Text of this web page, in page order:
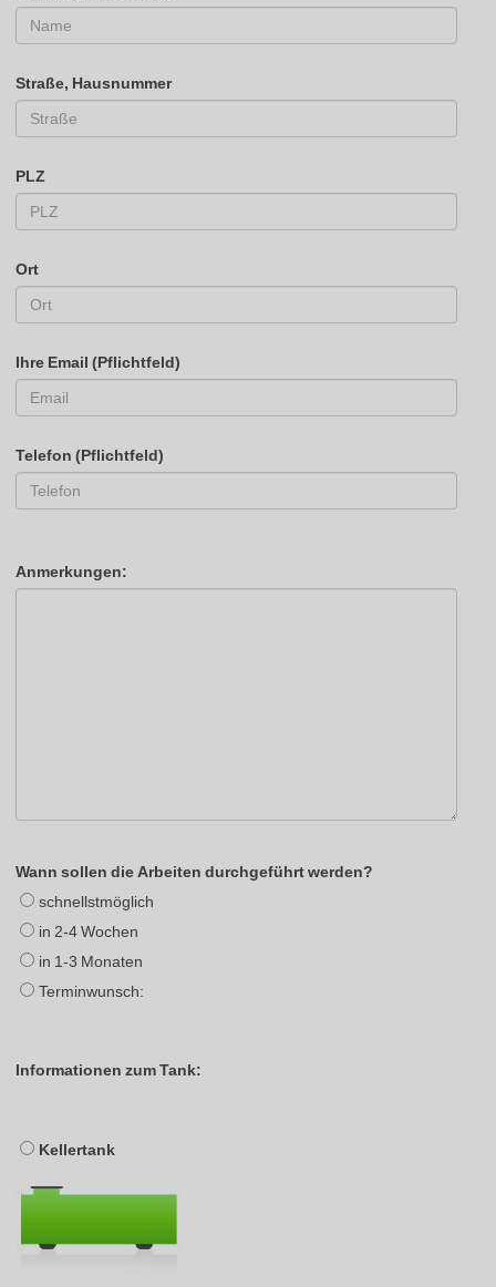
Straße, Hausnummer
PLZ
Ort
Ihre Email (Pflichtfeld)
Telefon (Pflichtfeld)
Anmerkungen:
Wann sollen die Arbeiten durchgeführt werden?
schnellstmöglich
in 2-4 Wochen
in 1-3 Monaten
Terminwunsch:
Informationen zum Tank:
Kellertank